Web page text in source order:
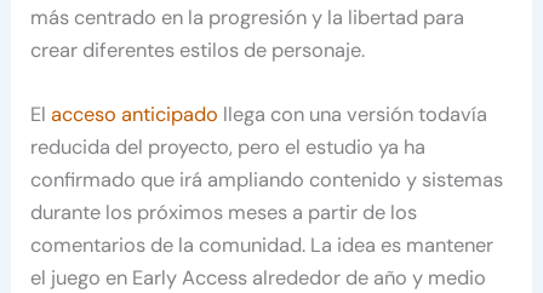
más centrado en la progresión y la libertad para
crear diferentes estilos de personaje.
Elacceso anticipado llega con una versión todavía
reducida del proyecto, pero el estudio ya ha
confirmado que irá ampliando contenido y sistemas
durante los próximos meses a partir de los
comentarios de la comunidad. La idea es mantener
el juego en Early Access alrededor de año y medio